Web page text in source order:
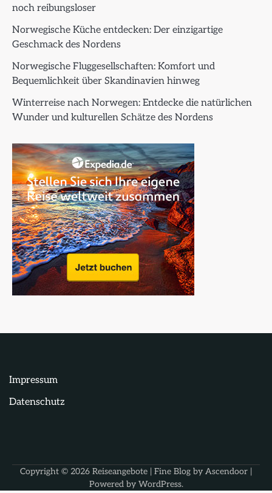
noch reibungsloser
Norwegische Küche entdecken: Der einzigartige
Geschmack des Nordens
Norwegische Fluggesellschaften: Komfort und
Bequemlichkeit über Skandinavien hinweg
Winterreise nach Norwegen: Entdecke die natürlichen
Wunder und kulturellen Schätze des Nordens
Impressum
Datenschutz
Copyright © 2026 Reiseangebote | Fine Blog by Ascendoor |
Powered by WordPress.